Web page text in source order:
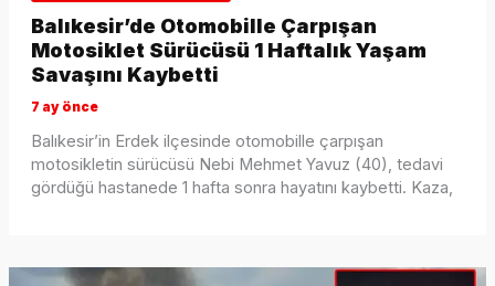
Balıkesir’de Otomobille Çarpışan
Motosiklet Sürücüsü 1 Haftalık Yaşam
Savaşını Kaybetti
7 ay önce
Balıkesir’in Erdek ilçesinde otomobille çarpışan
motosikletin sürücüsü Nebi Mehmet Yavuz (40), tedavi
gördüğü hastanede 1 hafta sonra hayatını kaybetti. Kaza,